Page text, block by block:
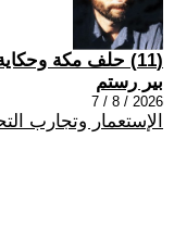
(11) حلف مكة وحكاية جَدْي يعقوب
بير رستم
2026 / 8 / 7
الإستعمار وتجارب